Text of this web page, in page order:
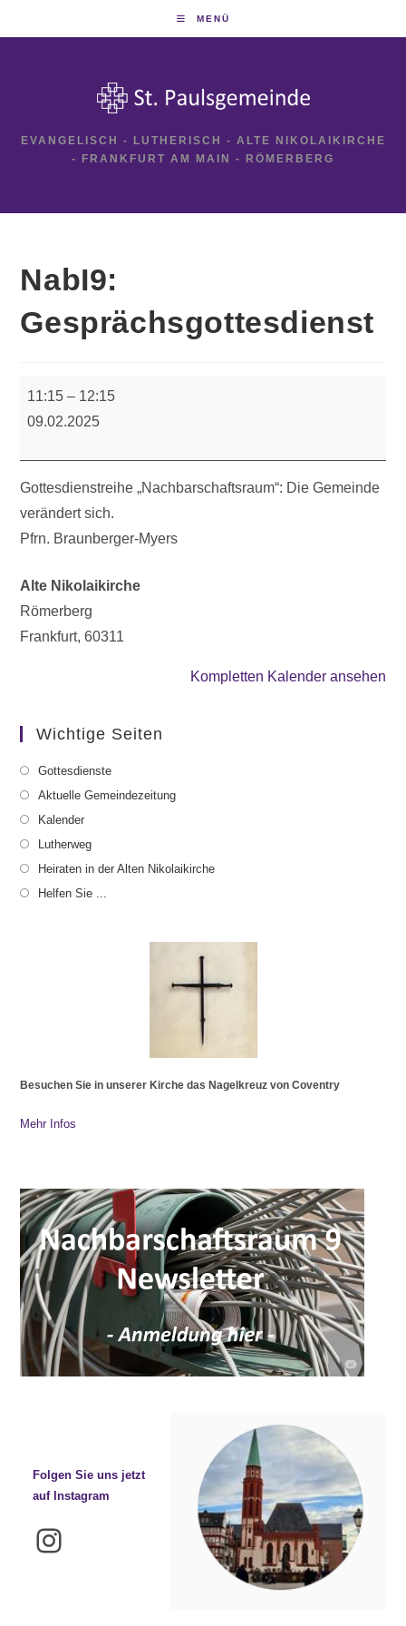
MENÜ
EVANGELISCH - LUTHERISCH - ALTE NIKOLAIKIRCHE
- FRANKFURT AM MAIN - RÖMERBERG
NabI9:
Gesprächsgottesdienst
11:15 – 12:15
09.02.2025
Gottesdienstreihe „Nachbarschaftsraum“: Die Gemeinde
verändert sich.
Pfrn. Braunberger-Myers
Alte Nikolaikirche
Römerberg
Frankfurt,60311
Kompletten Kalender ansehen
Wichtige Seiten
Gottesdienste
Aktuelle Gemeindezeitung
Kalender
Lutherweg
Heiraten in der Alten Nikolaikirche
Helfen Sie ...
Besuchen Sie in unserer Kirche das Nagelkreuz von Coventry
Mehr Infos
Folgen Sie uns jetzt
auf Instagram
Instagram